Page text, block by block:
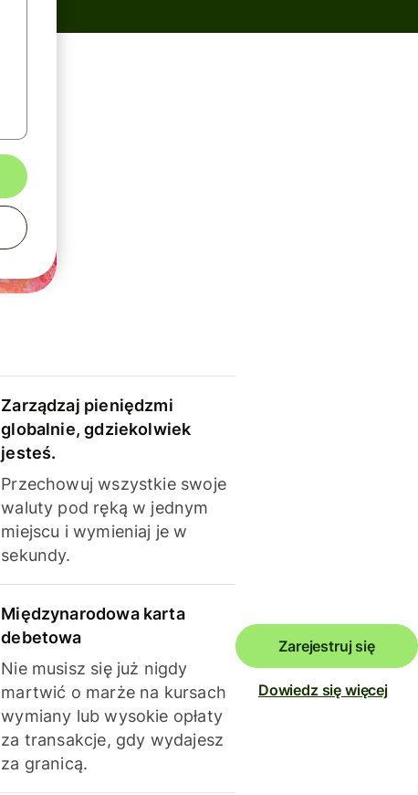
Zarządzaj pieniędzmi
globalnie, gdziekolwiek
jesteś.
Przechowuj wszystkie swoje
waluty pod ręką w jednym
miejscu i wymieniaj je w
sekundy.
Międzynarodowa karta
debetowa
Nie musisz się już nigdy
martwić o marże na kursach
wymiany lub wysokie opłaty
za transakcje, gdy wydajesz
za granicą.
Zarejestruj się
Dowiedz się więcej